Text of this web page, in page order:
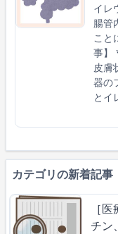
イレ
腸管
こと
事】
皮膚
器の
とイ
カテゴリの新着記事
［
チン